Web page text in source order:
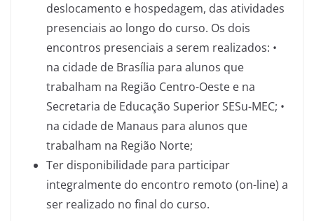
deslocamento e hospedagem, das atividades
presenciais ao longo do curso. Os dois
encontros presenciais a serem realizados: •
na cidade de Brasília para alunos que
trabalham na Região Centro-Oeste e na
Secretaria de Educação Superior SESu-MEC; •
na cidade de Manaus para alunos que
trabalham na Região Norte;
Ter disponibilidade para participar
integralmente do encontro remoto (on-line) a
ser realizado no final do curso.